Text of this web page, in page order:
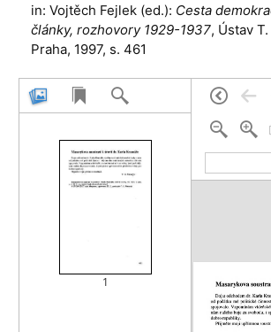
in: Vojtěch Fejlek (ed.): Cesta
články, rozhovory 1929-1937, Ústav
Praha, 1997, s. 461